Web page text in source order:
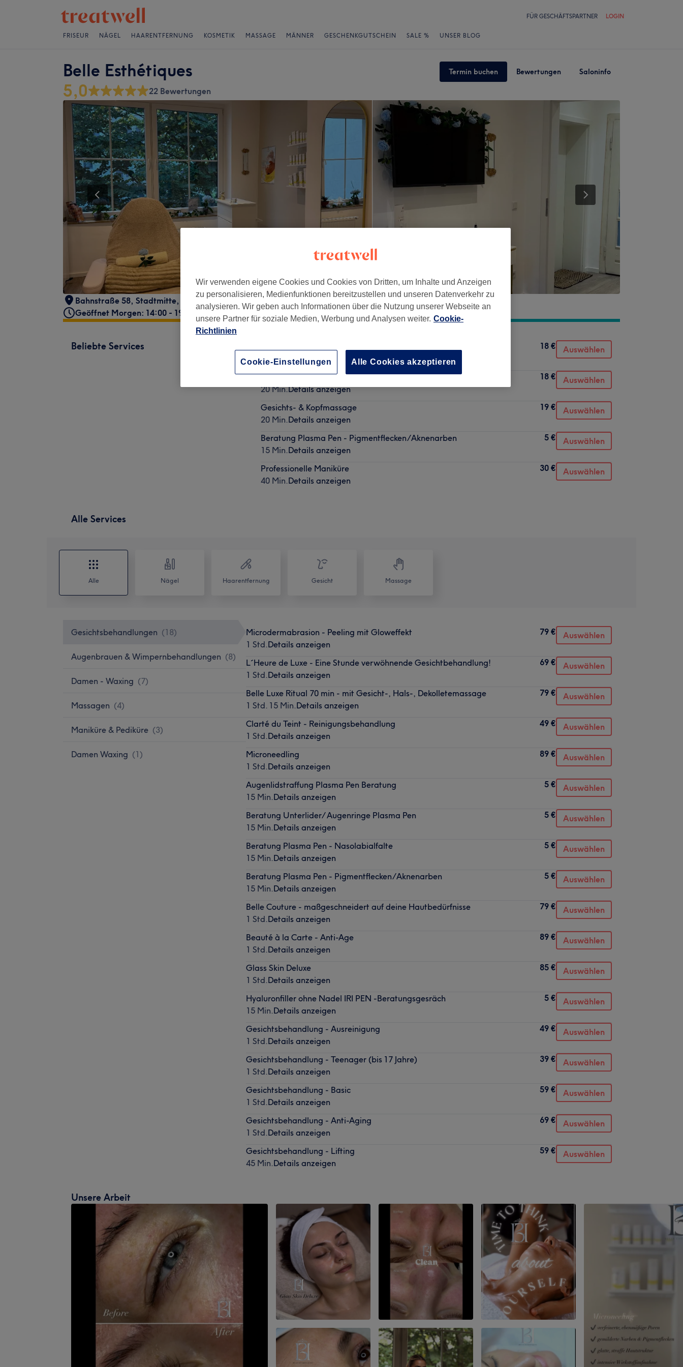
FÜR GESCHÄFTSPARTNER LOGIN
FRISEUR NÄGEL HAARENTFERNUNG KOSMETIK MASSAGE MÄNNER GESCHENKGUTSCHEIN SALE % UNSER BLOG
Belle Esthétiques Termin buchen Bewertungen Saloninfo
5,0 22 Bewertungen
Bahnstraße 58, Stadtmitte, Düsseldorf, 40210
Geöffnet Morgen: 14:00 - 19:30
Beliebte Services
20 Min.Details anzeigen
18 € Auswählen
Augenbrauen & Wimpern färben
20 Min.Details anzeigen
18 € Auswählen
Gesichts- & Kopfmassage
20 Min.Details anzeigen
19 € Auswählen
Beratung Plasma Pen - Pigmentflecken/Aknenarben
15 Min.Details anzeigen
5 € Auswählen
Professionelle Maniküre
40 Min.Details anzeigen
30 € Auswählen
Alle Services
Alle Nägel Haarentfernung Gesicht Massage
Gesichtsbehandlungen (18)
Augenbrauen & Wimpernbehandlungen (8)
Damen - Waxing (7)
Massagen (4)
Maniküre & Pediküre (3)
Damen Waxing (1)
Microdermabrasion - Peeling mit Gloweffekt
1 Std.Details anzeigen
79 € Auswählen
L´Heure de Luxe - Eine Stunde verwöhnende Gesichtbehandlung!
1 Std.Details anzeigen
69 € Auswählen
Belle Luxe Ritual 70 min - mit Gesicht-, Hals-, Dekolletemassage
1 Std. 15 Min.Details anzeigen
79 € Auswählen
Clarté du Teint - Reinigungsbehandlung
1 Std.Details anzeigen
49 € Auswählen
Microneedling
1 Std.Details anzeigen
89 € Auswählen
Augenlidstraffung Plasma Pen Beratung
15 Min.Details anzeigen
5 € Auswählen
Beratung Unterlider/ Augenringe Plasma Pen
15 Min.Details anzeigen
5 € Auswählen
Beratung Plasma Pen - Nasolabialfalte
15 Min.Details anzeigen
5 € Auswählen
Beratung Plasma Pen - Pigmentflecken/Aknenarben
15 Min.Details anzeigen
5 € Auswählen
Belle Couture - maßgeschneidert auf deine Hautbedürfnisse
1 Std.Details anzeigen
79 € Auswählen
Beauté à la Carte - Anti-Age
1 Std.Details anzeigen
89 € Auswählen
Glass Skin Deluxe
1 Std.Details anzeigen
85 € Auswählen
Hyaluronfiller ohne Nadel IRI PEN -Beratungsgesräch
15 Min.Details anzeigen
5 € Auswählen
Gesichtsbehandlung - Ausreinigung
1 Std.Details anzeigen
49 € Auswählen
Gesichtsbehandlung - Teenager (bis 17 Jahre)
1 Std.Details anzeigen
39 € Auswählen
Gesichtsbehandlung - Basic
1 Std.Details anzeigen
59 € Auswählen
Gesichtsbehandlung - Anti-Aging
1 Std.Details anzeigen
69 € Auswählen
Gesichtsbehandlung - Lifting
45 Min.Details anzeigen
59 € Auswählen
Unsere Arbeit
Wir verwenden eigene Cookies und Cookies von Dritten, um Inhalte und Anzeigen
zu personalisieren, Medienfunktionen bereitzustellen und unseren Datenverkehr zu
analysieren. Wir geben auch Informationen über die Nutzung unserer Webseite an
unsere Partner für soziale Medien, Werbung und Analysen weiter. Cookie-
Richtlinien
Cookie-Einstellungen Alle Cookies akzeptieren